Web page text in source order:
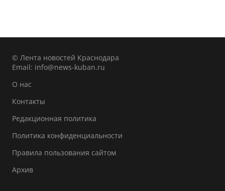
© Лента новостей Краснодара
Email: info@news-kuban.ru
О нас
Контакты
Редакционная политика
Политика конфиденциальности
Правила пользования сайтом
Архив